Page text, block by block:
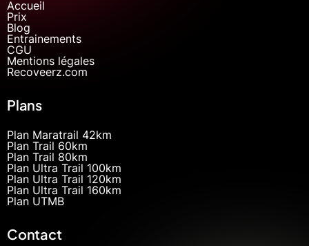
Accueil
Prix
Blog
Entrainements
CGU
Mentions légales
Recoveerz.com
Plans
Plan Maratrail 42km
Plan Trail 60km
Plan Trail 80km
Plan Ultra Trail 100km
Plan Ultra Trail 120km
Plan Ultra Trail 160km
Plan UTMB
Contact